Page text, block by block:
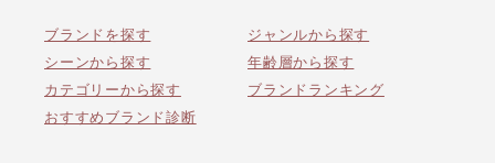
ブランドを探す
ジャンルから探す
シーンから探す
年齢層から探す
カテゴリーから探す
ブランドランキング
おすすめブランド診断